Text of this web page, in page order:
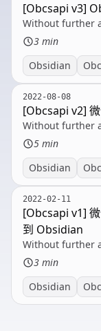
[Obcsapi v3]
Without further
3 min
Obsidian
2022-08-08
[Obcsapi v2]
Without further
5 min
Obsidian
2022-02-11
[Obcsapi v1]
到 Obsidian
Without further
3 min
Obsidian